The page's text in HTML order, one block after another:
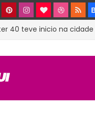
inicio na cidade de